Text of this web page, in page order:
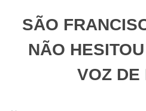
SÃO
NÃO
VOZ DE